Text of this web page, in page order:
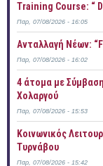
Training Course: “
Παρ, 07/08/2026 - 16:05
Ανταλλαγή Νέων:
Παρ, 07/08/2026 - 16:02
4 άτομα με
Χολαργού
Παρ, 07/08/2026 - 15:53
Κοινωνικός
Τυρνάβου
Παρ, 07/08/2026 - 15:42